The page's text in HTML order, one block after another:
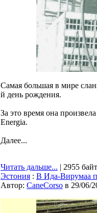
Самая большая в мире
й день рождения.
За это время она
Energia.
Далее...
Читать дальше... | 2955 байт
Эстония : В Ида-Вирумаа
Автор: CaneCorso в 29/06/